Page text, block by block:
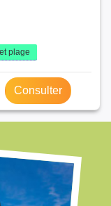
plage
Consulter